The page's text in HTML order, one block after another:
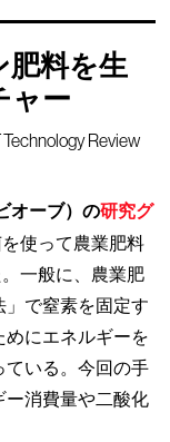
肥料を生
ャー
Review
オーブ）の研究グ
使って農業肥料
一般に、農業肥
で窒素を固定す
めにエネルギーを
ている。今回の手
ー消費量や二酸化